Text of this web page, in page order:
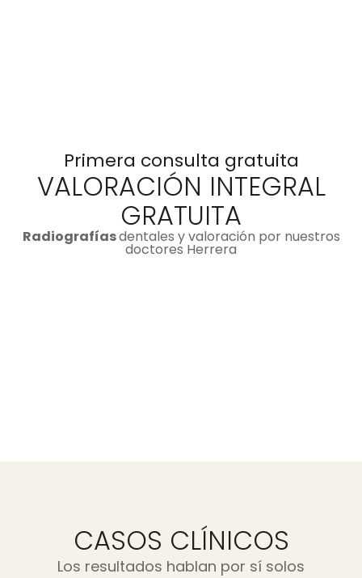
Primera consulta gratuita
VALORACIÓN INTEGRAL
GRATUITA
Radiografíasdentales y valoración por nuestros
doctores Herrera
CASOS CLÍNICOS
Los resultados hablan por sí solos